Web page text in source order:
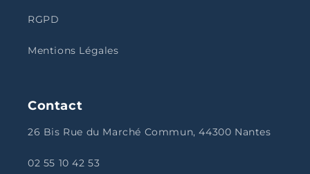
RGPD
Mentions Légales
Contact
26 Bis Rue du Marché Commun, 44300 Nantes
02 55 10 42 53